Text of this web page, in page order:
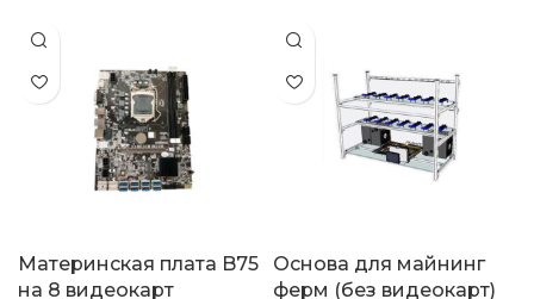
Материнская плата B75
на 8 видеокарт
Основа для майнинг
ферм (без видеокарт)